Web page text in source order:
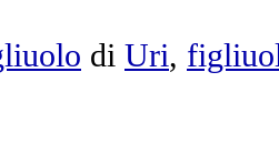
di Uri,